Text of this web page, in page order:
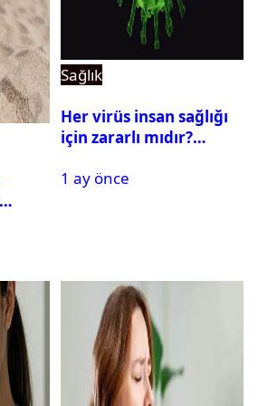
Sağlık
Her virüs insan sağlığı
için zararlı mıdır?
nelerdir? Virüs çeşitleri
1 ay önce